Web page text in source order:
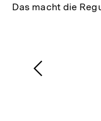
Das macht die
Vorherigen